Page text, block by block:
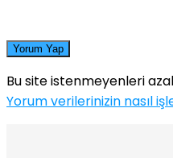
Yorum Yap
Bu site istenmeyenleri
Yorum verilerinizin nasıl